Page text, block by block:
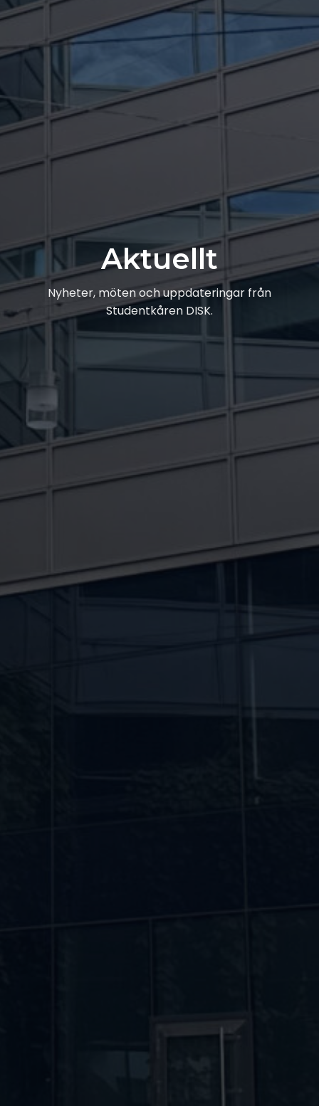
Aktuellt
Nyheter, möten och uppdateringar från
Studentkåren DISK.